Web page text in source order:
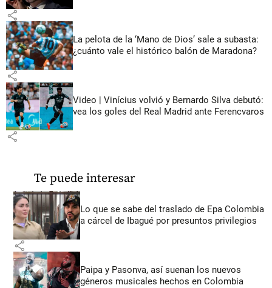
share
La pelota de la ‘Mano de Dios’ sale a subasta:
¿cuánto vale el histórico balón de Maradona?
share
Video | Vinícius volvió y Bernardo Silva debutó:
vea los goles del Real Madrid ante Ferencvaros
share
Te puede interesar
Lo que se sabe del traslado de Epa Colombia
a cárcel de Ibagué por presuntos privilegios
share
Paipa y Pasonva, así suenan los nuevos
géneros musicales hechos en Colombia